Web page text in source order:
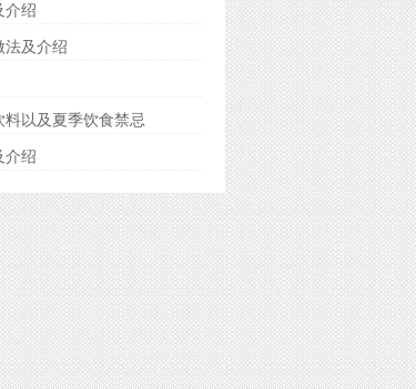
介绍
法及介绍
以及夏季饮食禁忌
介绍